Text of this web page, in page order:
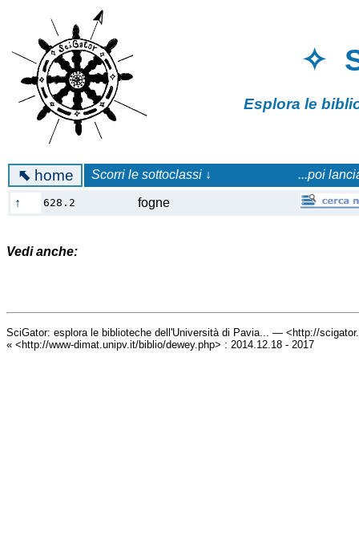
✧
Esplora le
⬉ home Scorri le sottoclassi ↓ ...poi
↑ 628.2 fogne
Vedi anche:
SciGator: esplora le biblioteche dell'Università di Pavia... — <http://
« <http://www-dimat.unipv.it/biblio/dewey.php> : 2014.12.18 - 2017